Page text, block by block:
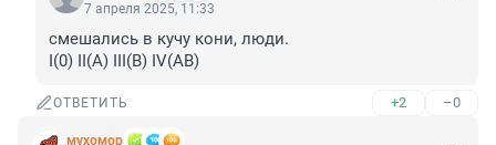
7 апреля 2025, 11:33
смешались в кучу кони, люди.
I(0) II(А) III(B) IV(AB)
ОТВЕТИТЬ +2 –0
мухомор